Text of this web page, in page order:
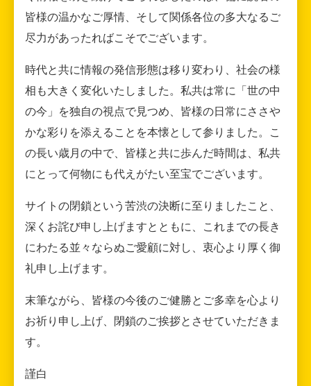
皆様の温かなご厚情、そして関係各位の多大なるご
尽力があったればこそでございます。
時代と共に情報の発信形態は移り変わり、社会の様
相も大きく変化いたしました。私共は常に「世の中
の今」を独自の視点で見つめ、皆様の日常にささや
かな彩りを添えることを本懐として参りました。こ
の長い歳月の中で、皆様と共に歩んだ時間は、私共
にとって何物にも代えがたい至宝でございます。
サイトの閉鎖という苦渋の決断に至りましたこと、
深くお詫び申し上げますとともに、これまでの長き
にわたる並々ならぬご愛顧に対し、衷心より厚く御
礼申し上げます。
末筆ながら、皆様の今後のご健勝とご多幸を心より
お祈り申し上げ、閉鎖のご挨拶とさせていただきま
す。
謹白